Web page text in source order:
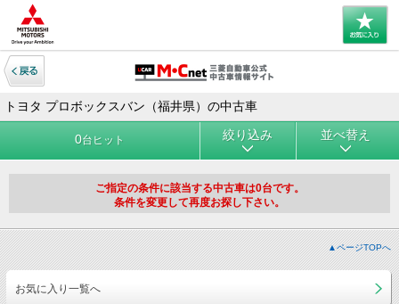
トヨタ プロボックスバン（福井県）の中古車
0台ヒット 絞り込み 並べ替え
ご指定の条件に該当する中古車は0台です。
条件を変更して再度お探し下さい。
▲ページTOPへ
お気に入り一覧へ